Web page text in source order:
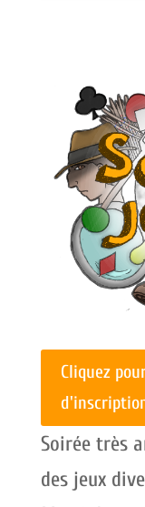
Cliquez
Soirée très
des jeux